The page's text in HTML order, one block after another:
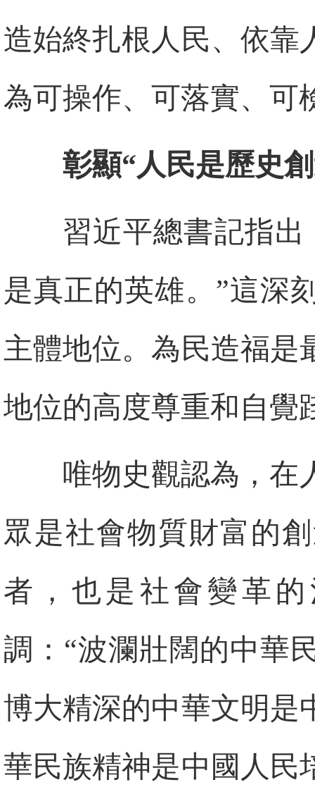
造始終扎根人民、依靠
為可操作、可落實、可
彰顯“人民是歷史
習近平總書記指
是真正的英雄。”這深
主體地位。為民造福是
地位的高度尊重和自覺
唯物史觀認為，在
眾是社會物質財富的
者，也是社會變革
調：“波瀾壯闊的中華
博大精深的中華文明是
華民族精神是中國人民